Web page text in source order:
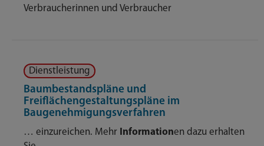
Verbraucherinnen und Verbraucher
Dienstleistung
Baumbestandspläne und
Freiflächengestaltungspläne im
Baugenehmigungsverfahren
… einzureichen. Mehr Informationen dazu erhalten